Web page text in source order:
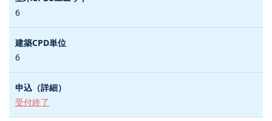
6
6
受付終了